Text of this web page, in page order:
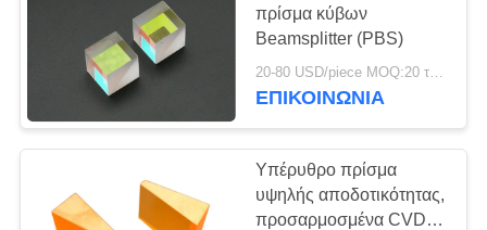
ΠΟΙΟΤΙΚΌΣ
ΈΛΕΓΧΟΣ
ΜΑΣ
ΕΛΆΤΕ
πρίσμα κύβων
Beamsplitter (PBS)
20-80 USD/piece MOQ:20 τεμάχια
ΕΠΙΚΟΙΝΩΝΊΑ
Υπέρυθρο πρίσμα
υψηλής αποδοτικότητας,
προσαρμοσμένα CVD